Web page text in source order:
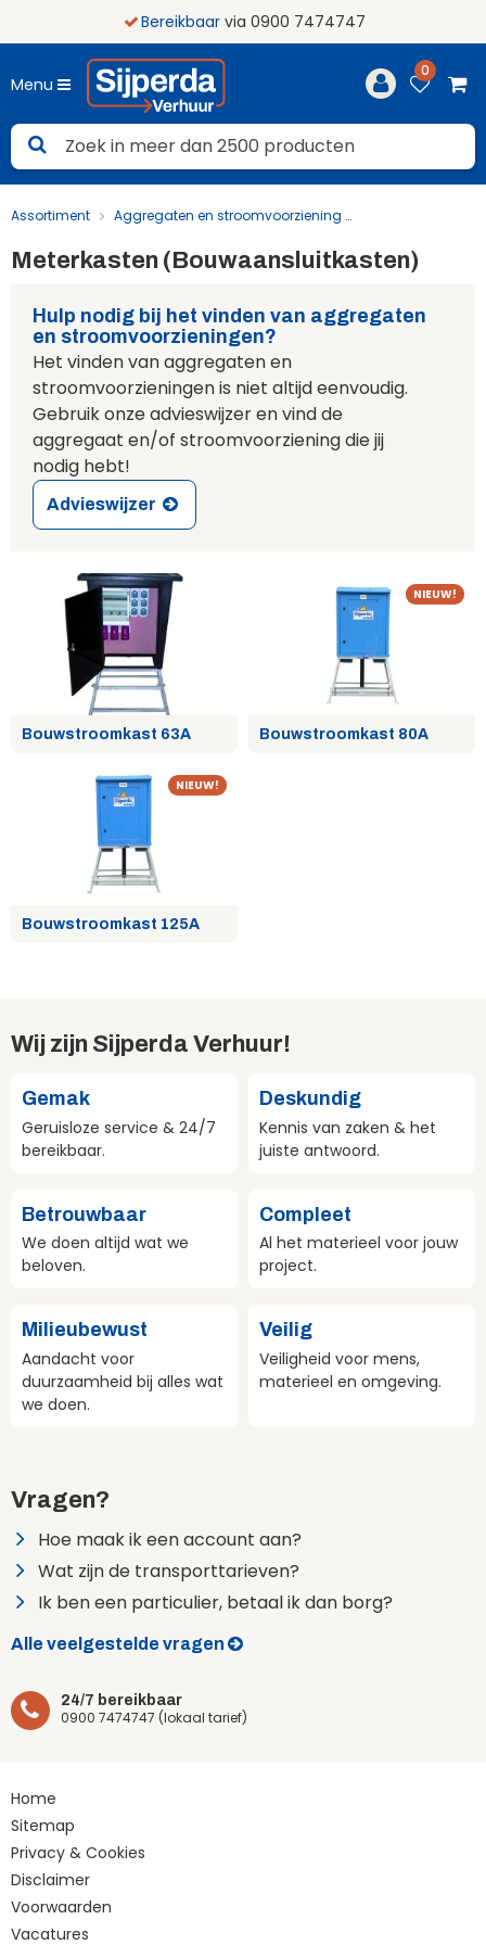
Bereikbaarvia 0900 7474747
Menu
0
Assortiment Aggregaten en stroomvoorziening
Meterkasten (Bouwaansluitkasten)
Hulp nodig bij het vinden van aggregaten
en stroomvoorzieningen?
Het vinden van aggregaten en
stroomvoorzieningen is niet altijd eenvoudig.
Gebruik onze advieswijzer en vind de
aggregaat en/of stroomvoorziening die jij
nodig hebt!
Advieswijzer
Bouwstroomkast 63A
NIEUW!
Bouwstroomkast 80A
NIEUW!
Bouwstroomkast 125A
Wij zijn Sijperda Verhuur!
Gemak
Geruisloze service & 24/7
bereikbaar.
Deskundig
Kennis van zaken & het
juiste antwoord.
Betrouwbaar
We doen altijd wat we
beloven.
Compleet
Al het materieel voor jouw
project.
Milieubewust
Aandacht voor
duurzaamheid bij alles wat
we doen.
Veilig
Veiligheid voor mens,
materieel en omgeving.
Vragen?
Hoe maak ik een account aan?
Wat zijn de transporttarieven?
Ik ben een particulier, betaal ik dan borg?
Alle veelgestelde vragen
24/7 bereikbaar
0900 7474747 (lokaal tarief)
Home
Sitemap
Privacy & Cookies
Disclaimer
Voorwaarden
Vacatures